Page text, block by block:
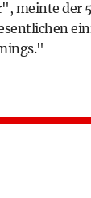
meinte der